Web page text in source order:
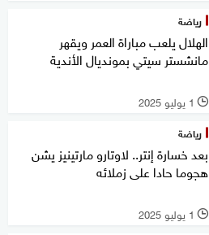
رياضة
الهلال يلعب مباراة العمر ويقهر
مانشستر سيتي بمونديال الأندية
l 1 يوليو 2025
رياضة
بعد خسارة إنتر.. لاوتارو مارتينيز يشن
هجوما حادا على زملائه
l 1 يوليو 2025